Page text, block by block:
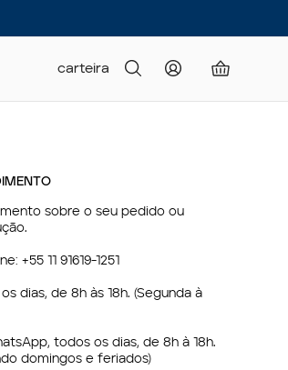
carteira
sobre o seu pedido ou
+55 11 91619-1251
os dias, de 8h às 18h. (Segunda à
todos os dias, de 8h à 18h.
domingos e feriados)